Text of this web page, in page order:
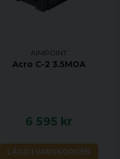
AIMPOINT
Acro C-2 3.5MOA
6 595 kr
LÄGG I VARUKORGEN